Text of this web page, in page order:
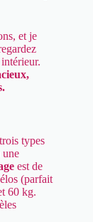
et je
types
une
est de
(parfait
60 kg.